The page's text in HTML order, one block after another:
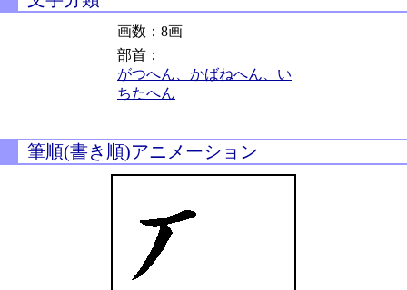
画数：8画
部首：
がつへん、かばねへん、い
ちたへん
筆順(書き順)アニメーション